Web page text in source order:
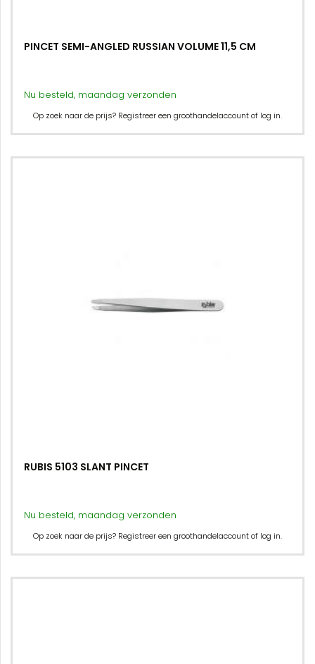
PINCET SEMI-ANGLED RUSSIAN VOLUME 11,5 CM
Nu besteld, maandag verzonden
Op zoek naar de prijs? Registreer een groothandelaccount of log in.
RUBIS 5103 SLANT PINCET
Nu besteld, maandag verzonden
Op zoek naar de prijs? Registreer een groothandelaccount of log in.